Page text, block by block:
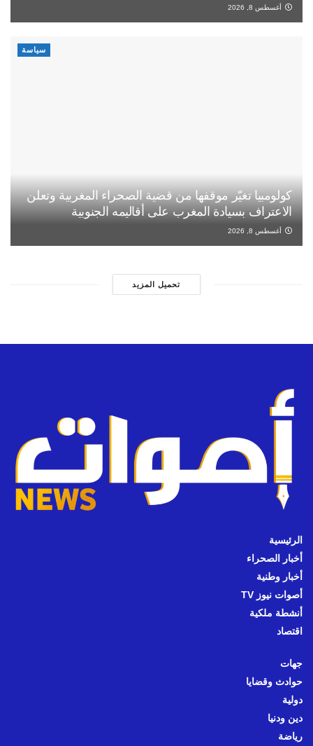
أغسطس 8, 2026
سياسة
كولومبيا تغيّر موقفها من قضية الصحراء المغربية وتعلن
الاعتراف بسيادة المغرب على أقاليمه الجنوبية
أغسطس 8, 2026
تحميل المزيد
الرئيسية
أخبار الصحراء
أخبار وطنية
أصوات نيوز TV
أنشطة ملكية
اقتصاد
جهات
حوادث وقضايا
دولية
دين ودنيا
رياضة